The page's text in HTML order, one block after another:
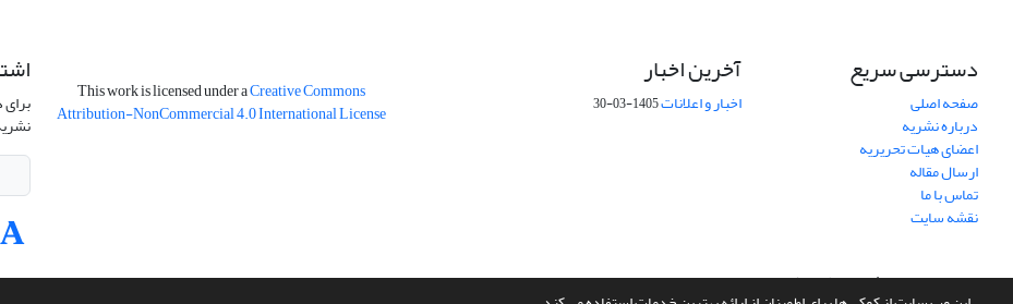
دسترسی سریع
صفحه اصلی
درباره نشریه
اعضای هیات تحریریه
ارسال مقاله
تماس با ما
نقشه سایت
آخرین اخبار
اخبار و اعلانات1405-03-30
This work is licensed under aCreative Commons
Attribution-NonCommercial 4.0 International License
سامانه مدیریت نشریات علمی.طراحی و پیاده سازی ازسیناوب